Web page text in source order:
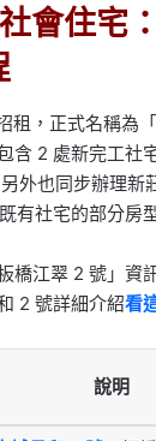
會住宅
租，正式名稱為
含 2 處新完工社
外也同步辦理新
有社宅的部分房
橋江翠 2 號」資
2 號詳細介紹看
說明